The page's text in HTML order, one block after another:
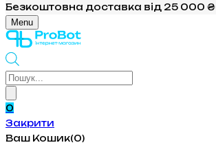
Безкоштовна доставка від 25 000 ₴
Menu
Products
0
Закрити
Ваш Кошик(0)